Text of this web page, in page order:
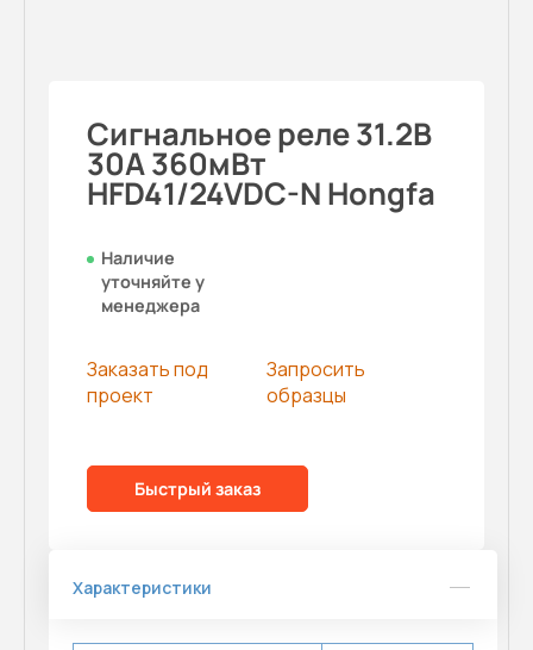
Cигнальное реле 31.2В
30A 360мВт
HFD41/24VDC-N Hongfa
Наличие
уточняйте у
менеджера
Заказать под
проект
Запросить
образцы
Быстрый заказ
Характеристики